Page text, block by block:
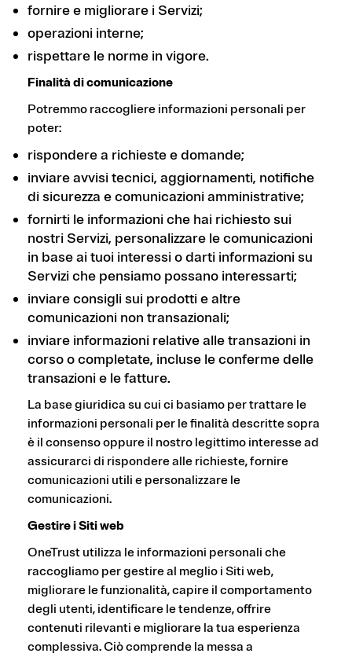
fornire e migliorare i Servizi;
operazioni interne;
rispettare le norme in vigore.
Finalità di comunicazione
Potremmo raccogliere informazioni personali per
poter:
rispondere a richieste e domande;
inviare avvisi tecnici, aggiornamenti, notifiche
di sicurezza e comunicazioni amministrative;
fornirti le informazioni che hai richiesto sui
nostri Servizi, personalizzare le comunicazioni
in base ai tuoi interessi o darti informazioni su
Servizi che pensiamo possano interessarti;
inviare consigli sui prodotti e altre
comunicazioni non transazionali;
inviare informazioni relative alle transazioni in
corso o completate, incluse le conferme delle
transazioni e le fatture.
La base giuridica su cui ci basiamo per trattare le
informazioni personali per le finalità descritte sopra
è il consenso oppure il nostro legittimo interesse ad
assicurarci di rispondere alle richieste, fornire
comunicazioni utili e personalizzare le
comunicazioni.
Gestire i Siti web
OneTrust utilizza le informazioni personali che
raccogliamo per gestire al meglio i Siti web,
migliorare le funzionalità, capire il comportamento
degli utenti, identificare le tendenze, offrire
contenuti rilevanti e migliorare la tua esperienza
complessiva. Ciò comprende la messa a